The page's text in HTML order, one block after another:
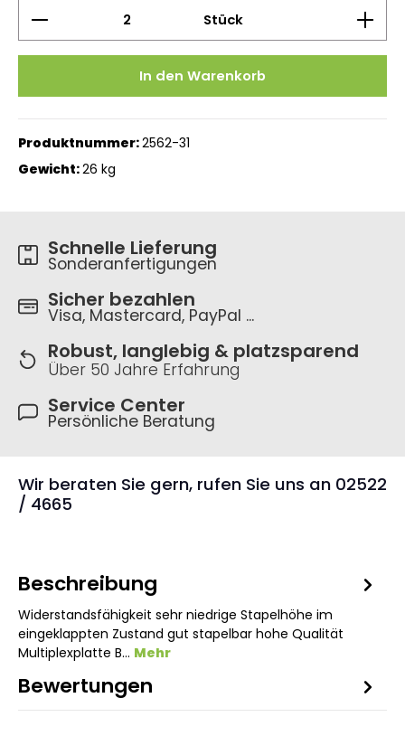
Produkt Anzahl: Gib den gewünschten Wert
Stück
In den Warenkorb
Produktnummer:2562-31
Gewicht:26 kg
Schnelle Lieferung
Sonderanfertigungen
Sicher bezahlen
Visa, Mastercard, PayPal ...
Robust, langlebig & platzsparend
Über 50 Jahre Erfahrung
Service Center
Persönliche Beratung
Wir beraten Sie gern, rufen Sie uns an 02522
/ 4665
Beschreibung
Widerstandsfähigkeit sehr niedrige Stapelhöhe im
eingeklappten Zustand gut stapelbar hohe Qualität
Multiplexplatte B… Mehr
Bewertungen